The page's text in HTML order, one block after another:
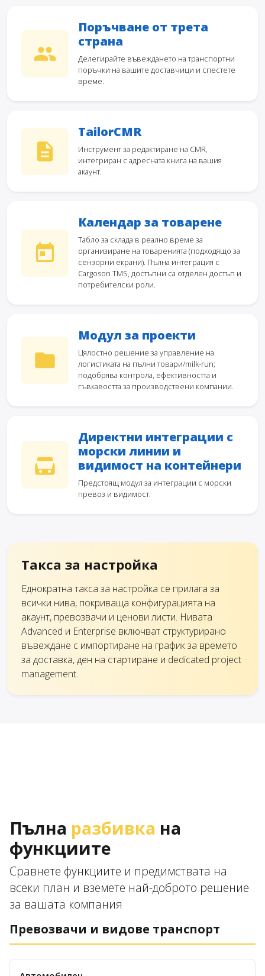
Поръчване от трета
страна
Делегирайте въвеждането на транспортни
поръчки на вашите доставчици и спестете
време.
TailorCMR
Инструмент за редактиране на CMR,
интегриран с адресната книга на вашия
акаунт.
Календар за товарене
Табло за склада в реално време за
организиране на товаренията (подходящо за
сензорни екрани). Пълна интеграция с
Cargoson TMS, достъпни са отделен достъп и
потребителски роли.
Модул за проекти
Цялостно решение за управление на
логистиката на пълни товари/milk-run;
подобрява контрола, ефективността и
гъвкавостта за производствени компании.
Директни интеграции с
морски линии и
видимост на контейнери
Предстоящ модул за интеграции с морски
превоз и видимост.
Такса за настройка
Еднократна такса за настройка се прилага за
всички нива, покриваща конфигурацията на
акаунт, превозвачи и ценови листи. Нивата
Advanced и Enterprise включват структурирано
въвеждане с импортиране на график за времето
за доставка, ден на стартиране и dedicated project
management.
Пълна разбивка на
функциите
Сравнете функциите и предимствата на
всеки план и вземете най-доброто решение
за вашата компания
Превозвачи и видове транспорт